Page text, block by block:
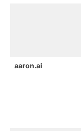
aaron.ai